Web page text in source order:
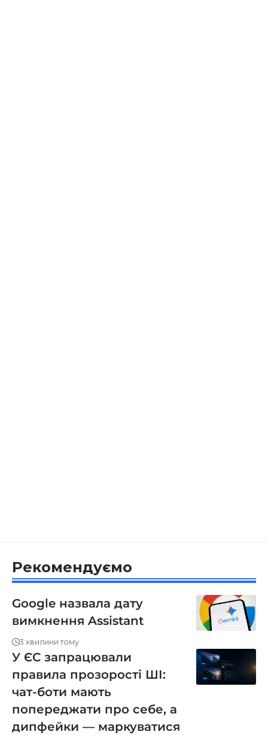
Рекомендуємо
Google назвала дату
вимкнення Assistant
3 хвилини тому
У ЄС запрацювали
правила прозорості ШІ:
чат-боти мають
попереджати про себе, а
дипфейки — маркуватися